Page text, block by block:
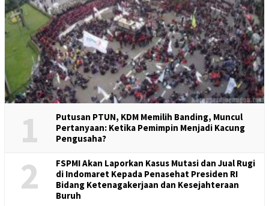
1
Putusan PTUN, KDM Memilih Banding, Muncul
Pertanyaan: Ketika Pemimpin Menjadi Kacung
Pengusaha?
2
FSPMI Akan Laporkan Kasus Mutasi dan Jual Rugi
di Indomaret Kepada Penasehat Presiden RI
Bidang Ketenagakerjaan dan Kesejahteraan
Buruh